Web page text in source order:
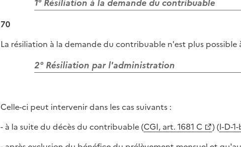
1° Résiliation à la demande du contribuable
70
La résiliation à la demande du contribuable n'est plus
2° Résiliation par l'administration
Celle-ci peut intervenir dans les cas suivants :
- à la suite du décès du contribuable (CGI, art. 1681 C ) (I-D-